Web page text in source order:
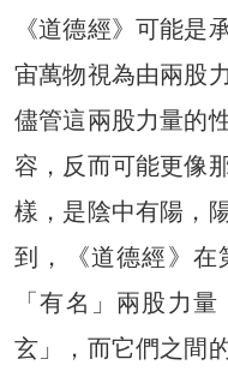
《道德經》可能是
宙萬物視為由兩股
儘管這兩股力量的
容，反而可能更像
樣，是陰中有陽，
到，《道德經》在
「有名」兩股力
玄」，而它們之間